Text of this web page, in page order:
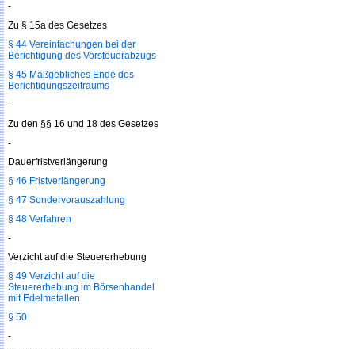
-
Zu § 15a des Gesetzes
§ 44 Vereinfachungen bei der
Berichtigung des Vorsteuerabzugs
§ 45 Maßgebliches Ende des
Berichtigungszeitraums
-
Zu den §§ 16 und 18 des Gesetzes
-
Dauerfristverlängerung
§ 46 Fristverlängerung
§ 47 Sondervorauszahlung
§ 48 Verfahren
-
Verzicht auf die Steuererhebung
§ 49 Verzicht auf die
Steuererhebung im Börsenhandel
mit Edelmetallen
§ 50
-